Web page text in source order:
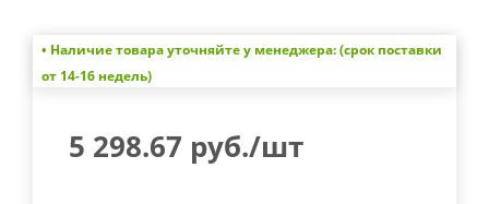
• Наличие товара уточняйте у менеджера: (срок поставки
от 14-16 недель)
5 298.67 руб./шт